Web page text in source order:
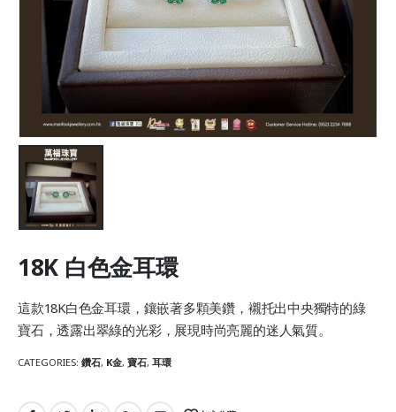
18K 白色金耳環
這款18K白色金耳環，鑲嵌著多顆美鑽，襯托出中央獨特的綠
寶石，透露出翠綠的光彩，展現時尚亮麗的迷人氣質。
CATEGORIES: 鑽石, K金, 寶石, 耳環